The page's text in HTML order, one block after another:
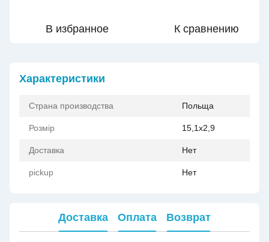
В избранное К сравнению
Характеристики
Страна производства Польща
Розмір 15,1x2,9
Доставка Нет
pickup Нет
Доставка Оплата Возврат